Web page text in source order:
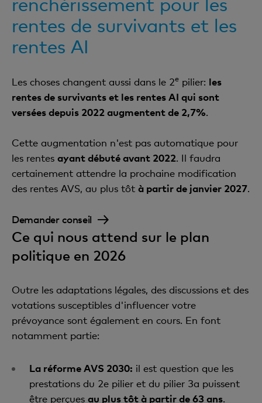
rentes de survivants et les
rentes AI
Les choses changent aussi dans le 2e pilier: les
rentes de survivants et les rentes AI qui sont
versées depuis 2022 augmentent de 2,7%.
Cette augmentation n'est pas automatique pour
les rentes ayant débuté avant 2022. Il faudra
certainement attendre la prochaine modification
des rentes AVS, au plus tôt à partir de janvier 2027.
Demander conseil
Ce qui nous attend sur le plan
politique en 2026
Outre les adaptations légales, des discussions et des
votations susceptibles d'influencer votre
prévoyance sont également en cours. En font
notamment partie:
La réforme AVS 2030: il est question que les
prestations du 2e pilier et du pilier 3a puissent
être perçues au plus tôt à partir de 63 ans.